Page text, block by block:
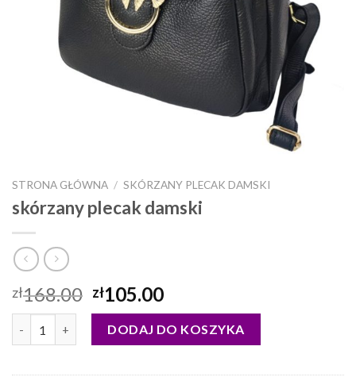
STRONA GŁÓWNA / SKÓRZANY PLECAK DAMSKI
skórzany plecak damski
zł168.00 zł105.00
DODAJ DO KOSZYKA